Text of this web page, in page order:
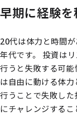
早期に経験を
20代は体力と時間
年代です。
投資は
行うと失敗する可能
は自由に動ける体
行うことで失敗し
にチャレンジするこ